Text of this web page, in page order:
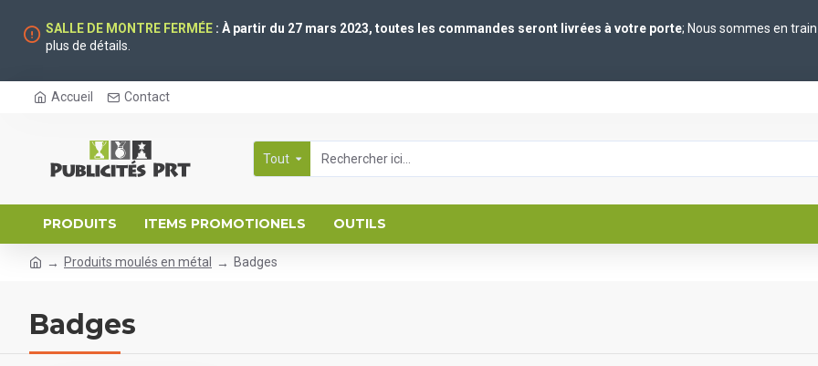
SALLE DE MONTRE FERMÉE : À partir du 27 mars 2023, toutes les commandes seront livrées à votre porte; Nous sommes en
plus de détails.
Accueil Contact
Tout
PRODUITS ITEMS PROMOTIONELS OUTILS
Produits moulés en métal Badges
Badges